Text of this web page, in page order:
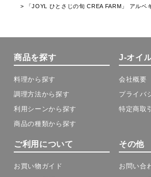
「JOYL ひとさじの旬 CREA FARM」 アルベ
商品を探す
料理から探す
調理方法から探す
利用シーンから探す
商品の種類から探す
J-オイ
会社概要
プライバ
特定商取
ご利用について
お買い物ガイド
その他
お問い合